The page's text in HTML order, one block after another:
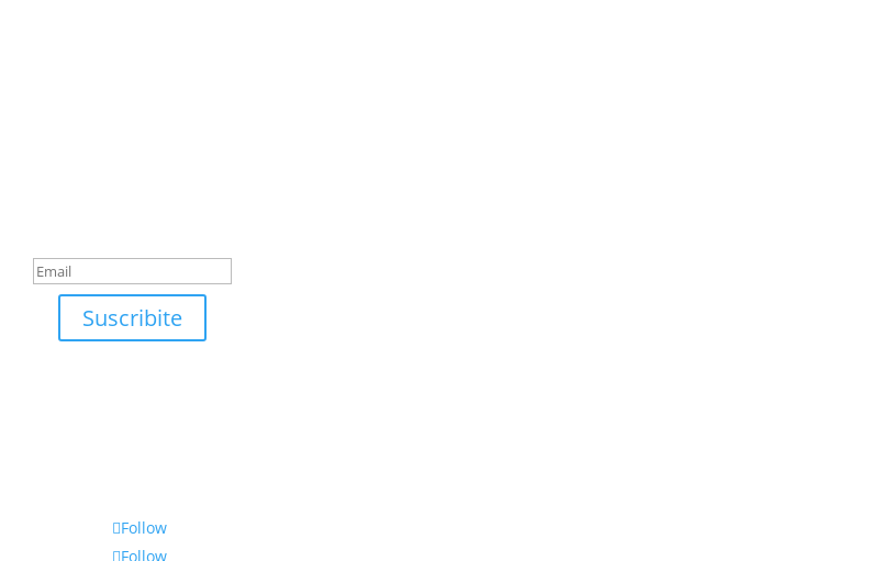
Suscribite
Follow
Follow